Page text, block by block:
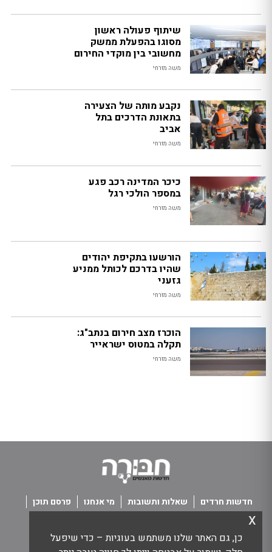
שיתוף פעולה ראשון
מסוגו בהפעלת ממשק
מחשובי בין מוקדי החירום
משה מזרחי
נקבע מותה של הצעירה
בתאונת הדרכים בתל
אביב
משה מזרחי
כיכר המדינה רכב פגע
במספר הולכי רגל
משה מזרחי
הורשעו בתקיפת יהודים
שהיו בדרכם לכותל ממניע
גזעני
משה מזרחי
הוכרז מצב חירום בנתב"ג:
תקלה במטוס ישראייר
משה מזרחי
כן, גם האתר שלנו משתמש בעוגיות – כדי שיפעל
x
חדשות חרדים שאלות ותשובות מי אנחנו
פרסם תוכן